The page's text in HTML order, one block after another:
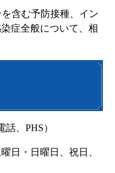
含む予防接種、イン
症全般について、相
、PHS）
日・日曜日、祝日、